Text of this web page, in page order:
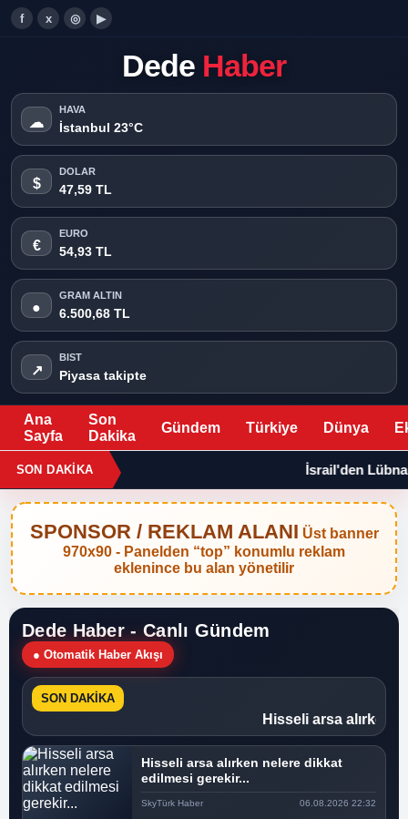
f x ◎ ▶
Dede Haber
☁
HAVA
İstanbul 23°C
$
DOLAR
47,59 TL
€
EURO
54,93 TL
●
GRAM ALTIN
6.500,68 TL
↗
BIST
Piyasa takipte
Ana
Sayfa
Son
Dakika
Gündem Türkiye Dünya
SON DAKİKA İsrail'den
SPONSOR / REKLAM ALANI Üst banner
970x90 - Panelden “top” konumlu reklam
eklenince bu alan yönetilir
Dede Haber - Canlı Gündem
● Otomatik Haber Akışı
SON DAKİKA
Hisseli arsa alırken
Hisseli arsa alırken nelere dikkat
edilmesi gerekir...
SkyTürk Haber 06.08.2026 22:32